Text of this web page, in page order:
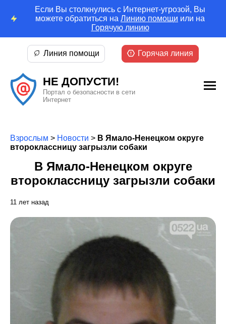
Если Вы столкнулись с Интернет-угрозой, Вы
можете обратиться на Линию помощи или на
Горячую линию
НЕ ДОПУСТИ!
Портал о безопасности в сети
Интернет
Линия помощи Горячая линия
Взрослым > Новости > В Ямало-Ненецком округе
второклассницу загрызли собаки
В Ямало-Ненецком округе
второклассницу загрызли собаки
11 лет назад